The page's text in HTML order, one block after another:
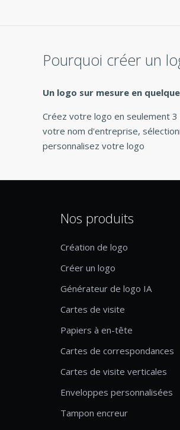
Pourquoi créer un
Un logo sur mesure en
Créez votre logo en seulement 3
votre nom d'entreprise,
personnalisez votre logo
Nos produits
Création de logo
Créer un logo
Générateur de logo IA
Cartes de visite
Papiers à en-tête
Cartes de correspondances
Cartes de visite verticales
Enveloppes personnalisées
Tampon encreur